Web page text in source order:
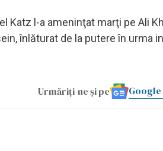
Katz l-a ameninţat marţi pe Ali
înlăturat de la putere în urma
Urmăriți-ne și pe Google